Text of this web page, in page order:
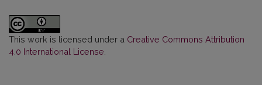
This work is licensed under a Creative Commons Attribution
4.0 International License.